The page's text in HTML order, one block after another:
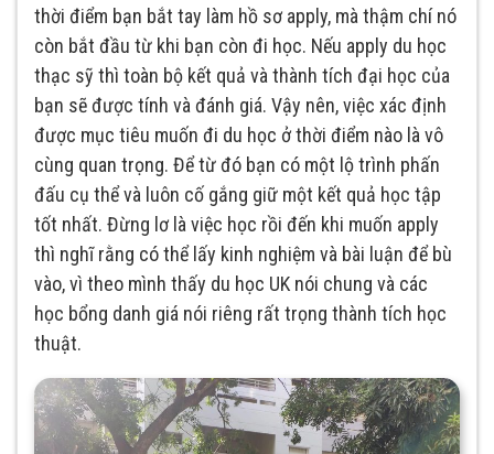
thời điểm bạn bắt tay làm hồ sơ apply, mà thậm chí nó
còn bắt đầu từ khi bạn còn đi học. Nếu apply du học
thạc sỹ thì toàn bộ kết quả và thành tích đại học của
bạn sẽ được tính và đánh giá. Vậy nên, việc xác định
được mục tiêu muốn đi du học ở thời điểm nào là vô
cùng quan trọng. Để từ đó bạn có một lộ trình phấn
đấu cụ thể và luôn cố gắng giữ một kết quả học tập
tốt nhất. Đừng lơ là việc học rồi đến khi muốn apply
thì nghĩ rằng có thể lấy kinh nghiệm và bài luận để bù
vào, vì theo mình thấy du học UK nói chung và các
học bổng danh giá nói riêng rất trọng thành tích học
thuật.